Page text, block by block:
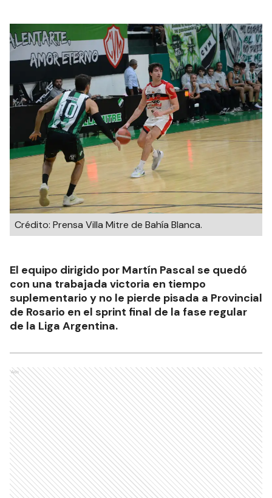
Crédito: Prensa Villa Mitre de Bahía Blanca.
El equipo dirigido por Martín Pascal se quedó
con una trabajada victoria en tiempo
suplementario y no le pierde pisada a Provincial
de Rosario en el sprint final de la fase regular
de la Liga Argentina.
Ads